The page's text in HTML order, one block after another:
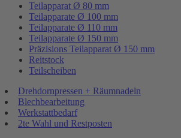
Teilapparat Ø 80 mm
Teilapparate Ø 100 mm
Teilapparate Ø 110 mm
Teilapparate Ø 150 mm
Präzisions Teilapparat Ø 150 mm
Reitstock
Teilscheiben
Drehdornpressen + Räumnadeln
Blechbearbeitung
Werkstattbedarf
2te Wahl und Restposten